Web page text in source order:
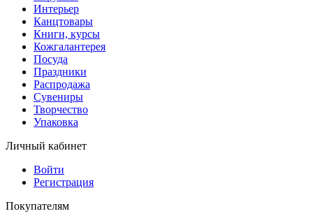
Интерьер
Канцтовары
Книги, курсы
Кожгалантерея
Посуда
Праздники
Распродажа
Сувениры
Творчество
Упаковка
Личный кабинет
Войти
Регистрация
Покупателям